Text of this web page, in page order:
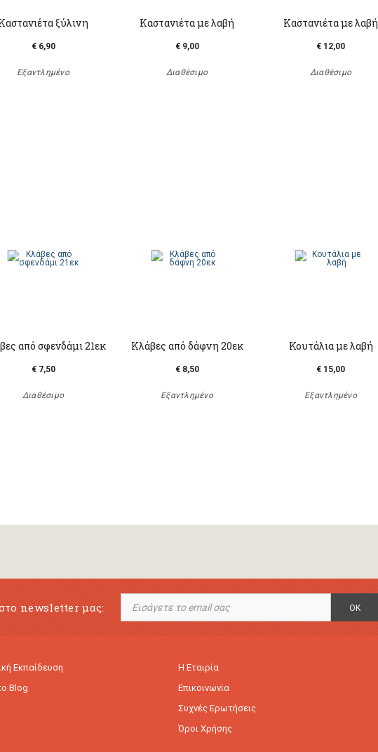
ξύλινη
€ 6,90
Εξαντλημένο
Καστανιέτα με λαβή
€ 9,00
Διαθέσιμο
Καστανιέτα με λαβή
€ 12,00
Διαθέσιμο
από σφενδάμι 21εκ
€ 7,50
Διαθέσιμο
Κλάβες από δάφνη 20εκ
€ 8,50
Εξαντλημένο
Κουτάλια με λαβή
€ 15,00
Εξαντλημένο
newsletter μας: OK
Εκπαίδευση
Blog
Η Εταιρία
Επικοινωνία
Συχνές Ερωτήσεις
Όροι Χρήσης